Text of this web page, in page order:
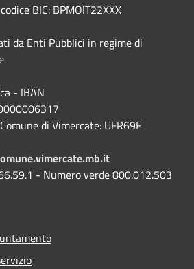
BIC: BPMOIT22XXX
da Enti Pubblici in regime di
- IBAN
di Vimercate: UFR69F
- Numero verde 800.012.503